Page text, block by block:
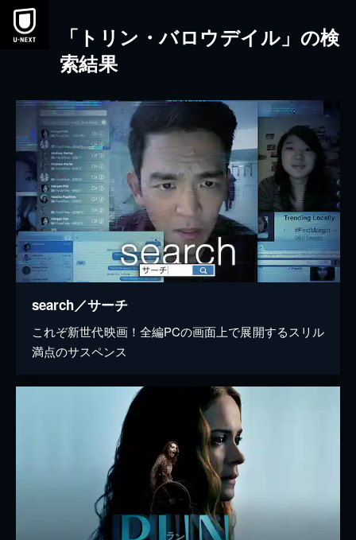
本文へスキップ
「トリン・バロウデイル」の検
索結果
search／サーチ
これぞ新世代映画！全編PCの画面上で展開するスリル
満点のサスペンス